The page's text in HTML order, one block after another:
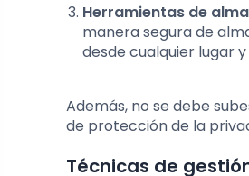
Herramientas de
manera segura de
desde cualquier lugar
Además, no se debe
de protección de la
Técnicas de